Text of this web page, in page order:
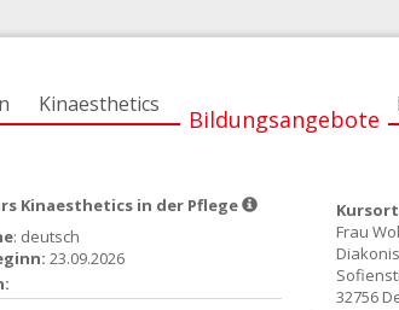
Kinaesthetics
Bildungsangebote
Kinaesthetics in der Pflege
: deutsch
23.09.2026
Frau
32756